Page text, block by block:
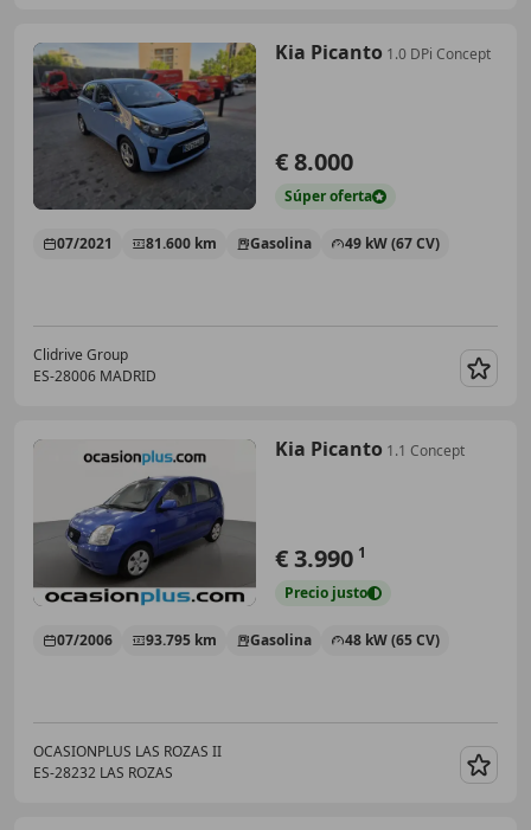
Kia Picanto 1.0 DPi Concept
€ 8.000
Súperoferta
07/2021 81.600 km Gasolina 49 kW (67 CV)
Clidrive Group
ES-28006 MADRID
Kia Picanto 1.1 Concept
€ 3.990 1
Precio justo
07/2006 93.795 km Gasolina 48 kW (65 CV)
OCASIONPLUS LAS ROZAS II
ES-28232 LAS ROZAS